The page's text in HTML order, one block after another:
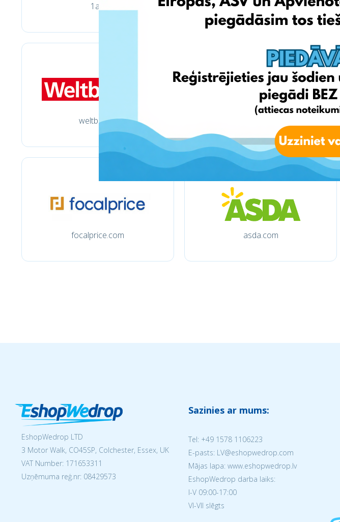
1a.lt Allegro.pl
weltbild.de
focalprice.com asda.com
EshopWedrop LTD
3 Motor Walk, CO45SP, Colchester, Essex, UK
VAT Number: 171653311
Uzņēmuma reģ.nr: 08429573
Sazinies ar mums:
Tel: +49 1578 1106223
E-pasts: LV@eshopwedrop.com
Mājas lapa: www.eshopwedrop.lv
EshopWedrop darba laiks:
I-V 09:00-17:00
VI-VII slēgts